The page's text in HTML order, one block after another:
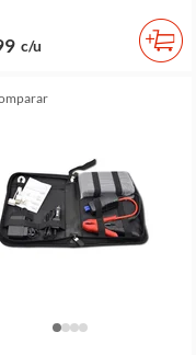
c/u